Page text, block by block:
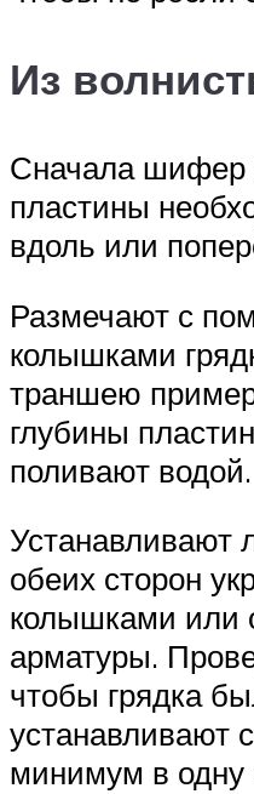
Из
Сначала шифер
пластины
вдоль или
Размечают с
колышками
траншею
глубины
поливают водой.
Устанавливают
обеих сторон
колышками или
арматуры.
чтобы грядка
устанавливают
минимум в одну